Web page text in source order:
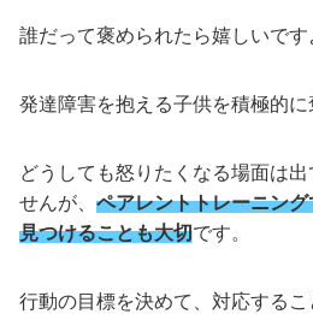
誰だって褒められたら嬉しいです
発達障害を抱える子供を積極的
どうしても怒りたくなる場面は
せんが、 ペアレントトレーニン
見つけることも大切です。
行動の目標を決めて、対応する